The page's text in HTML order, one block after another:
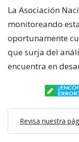
La Asociación
monitoreando
oportunamente
que surja del
encuentra en
Revisa nuestra